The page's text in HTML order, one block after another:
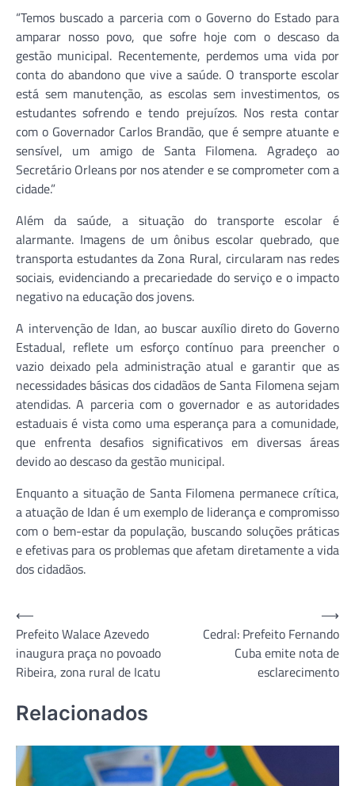
“Temos buscado a parceria com o Governo do Estado para
amparar nosso povo, que sofre hoje com o descaso da
gestão municipal. Recentemente, perdemos uma vida por
conta do abandono que vive a saúde. O transporte escolar
está sem manutenção, as escolas sem investimentos, os
estudantes sofrendo e tendo prejuízos. Nos resta contar
com o Governador Carlos Brandão, que é sempre atuante e
sensível, um amigo de Santa Filomena. Agradeço ao
Secretário Orleans por nos atender e se comprometer com a
cidade.”
Além da saúde, a situação do transporte escolar é
alarmante. Imagens de um ônibus escolar quebrado, que
transporta estudantes da Zona Rural, circularam nas redes
sociais, evidenciando a precariedade do serviço e o impacto
negativo na educação dos jovens.
A intervenção de Idan, ao buscar auxílio direto do Governo
Estadual, reflete um esforço contínuo para preencher o
vazio deixado pela administração atual e garantir que as
necessidades básicas dos cidadãos de Santa Filomena sejam
atendidas. A parceria com o governador e as autoridades
estaduais é vista como uma esperança para a comunidade,
que enfrenta desafios significativos em diversas áreas
devido ao descaso da gestão municipal.
Enquanto a situação de Santa Filomena permanece crítica,
a atuação de Idan é um exemplo de liderança e compromisso
com o bem-estar da população, buscando soluções práticas
e efetivas para os problemas que afetam diretamente a vida
dos cidadãos.
Navegação
de
Post
⟵
Prefeito Walace Azevedo
inaugura praça no povoado
Ribeira, zona rural de Icatu
Cedral: Prefeito Fernando
Cuba emite nota de
esclarecimento
⟶
Relacionados